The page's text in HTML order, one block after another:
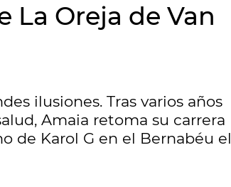
La Oreja de Van
ilusiones. Tras varios años
Amaia retoma su carrera
de Karol G en el Bernabéu el